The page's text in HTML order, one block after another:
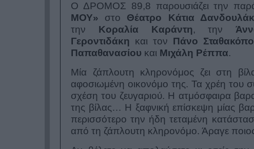
Ο ΔΡΟΜΟΣ 89,8 παρουσιάζει την
ΜΟΥ» στο Θέατρο Κάτια
την Κοραλία Καράντη, την
Γεροντιδάκη και τον Πάνο
Παπαθανασίου και Μιχάλη Ρέππα.
Μία ζάπλουτη κληρονόμος ζει στη
αφοσιωμένη οικονόμο της. Τα χρέη του
σχέση του ζευγαριού. Η ατμόσφαιρα
της βίλας… Η ξαφνική επίσκεψη μίας
περισσότερο την ήδη τεταμένη
από τη ζάπλουτη κληρονόμο. Άραγε ποιος